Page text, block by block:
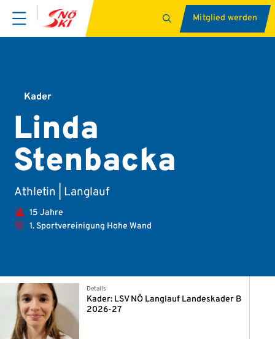
Mitglied werden
Kader
Linda
Stenbacka
Athletin | Langlauf
15 Jahre
1. Sportvereinigung Hohe Wand
Details
Kader: LSV NÖ Langlauf Landeskader B
2026-27